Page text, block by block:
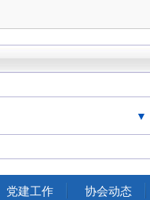
党建工作 协会动态